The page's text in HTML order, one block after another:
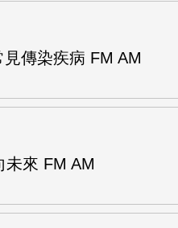
傳染疾病 FM AM
未來 FM AM